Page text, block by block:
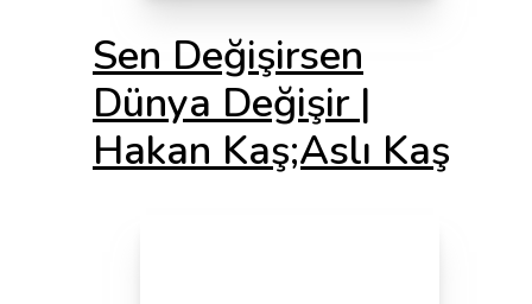
Sen Değişirsen
Dünya Değişir |
Hakan Kaş;Aslı Kaş